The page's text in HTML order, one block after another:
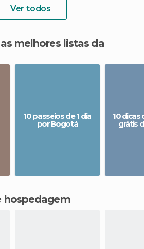
Ver todos
10 passeios de 1 dia
por Bogotá
10 dicas
grátis
hospedagem